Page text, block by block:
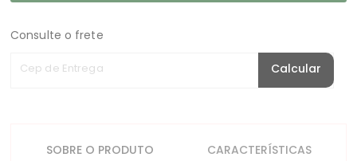
Consulte o frete
Cep de Entrega Calcular
SOBRE O PRODUTO CARACTERÍSTICAS